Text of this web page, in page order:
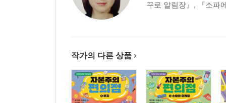
꾸로 알림장』, 『소파
작가의 다른 상품